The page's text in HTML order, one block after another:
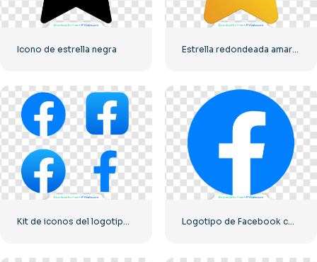
Icono de estrella negra Estrella redondeada amarilla 3D con reflejos
Logotipo de Facebook con un círculo azul